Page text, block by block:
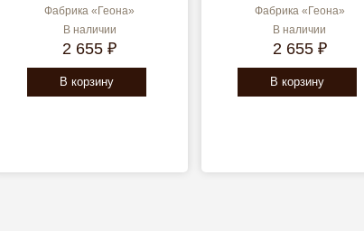
Фабрика «Геона»
В наличии
2 655 ₽
В корзину
Фабрика «Геона»
В наличии
2 655 ₽
В корзину